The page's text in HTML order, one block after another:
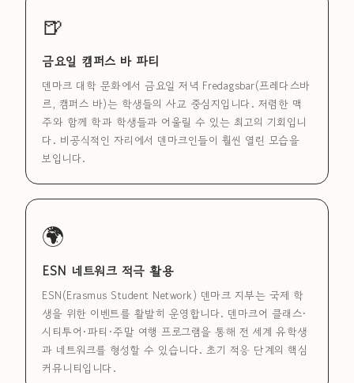
🍺
금요일 캠퍼스 바 파티
덴마크 대학 문화에서 금요일 저녁 Fredagsbar(프레다스바
르, 캠퍼스 바)는 학생들의 사교 중심지입니다. 저렴한 맥
주와 함께 학과 학생들과 어울릴 수 있는 최고의 기회입니
다. 비공식적인 자리에서 덴마크인들이 훨씬 열린 모습을
보입니다.
🌍
ESN 네트워크 적극 활용
ESN(Erasmus Student Network) 덴마크 지부는 국제 학
생을 위한 이벤트를 활발히 운영합니다. 덴마크어 클래스·
시티투어·파티·주말 여행 프로그램을 통해 전 세계 유학생
과 네트워크를 형성할 수 있습니다. 초기 적응 단계의 핵심
커뮤니티입니다.